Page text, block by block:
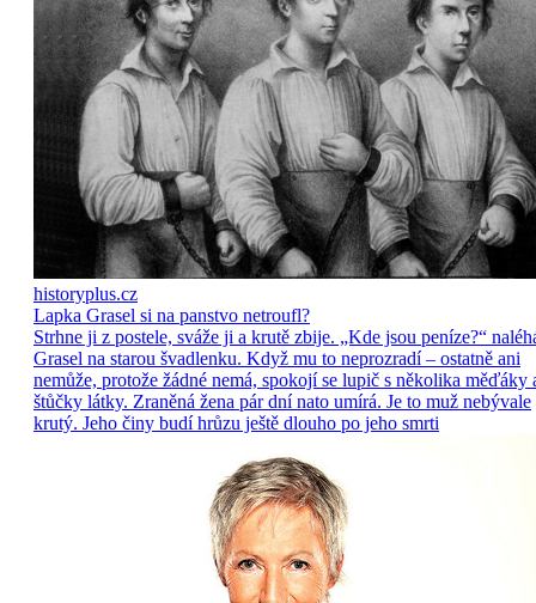
historyplus.cz
Lapka Grasel si na panstvo netroufl?
Strhne ji z postele, sváže ji a krutě zbije. „Kde jsou peníze?“
Grasel na starou švadlenku. Když mu to neprozradí – ostatně ani
nemůže, protože žádné nemá, spokojí se lupič s několika měďáky
štůčky látky. Zraněná žena pár dní nato umírá. Je to muž nebývale
krutý. Jeho činy budí hrůzu ještě dlouho po jeho smrti